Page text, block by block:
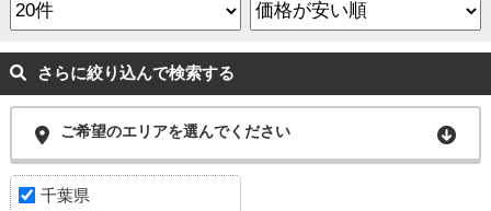
さらに絞り込んで検索する
ご希望のエリアを選んでください
千葉県